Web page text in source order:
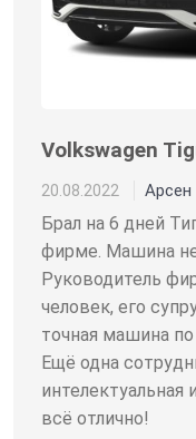
Volkswagen
20.08.2022 Арсен
Брал на 6 дней
фирме. Машина
Руководитель
человек, его
точная машина
Ещё одна
всё отлично!